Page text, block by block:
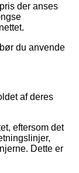
der anses
du anvende
af deres
eftersom det
Dette er